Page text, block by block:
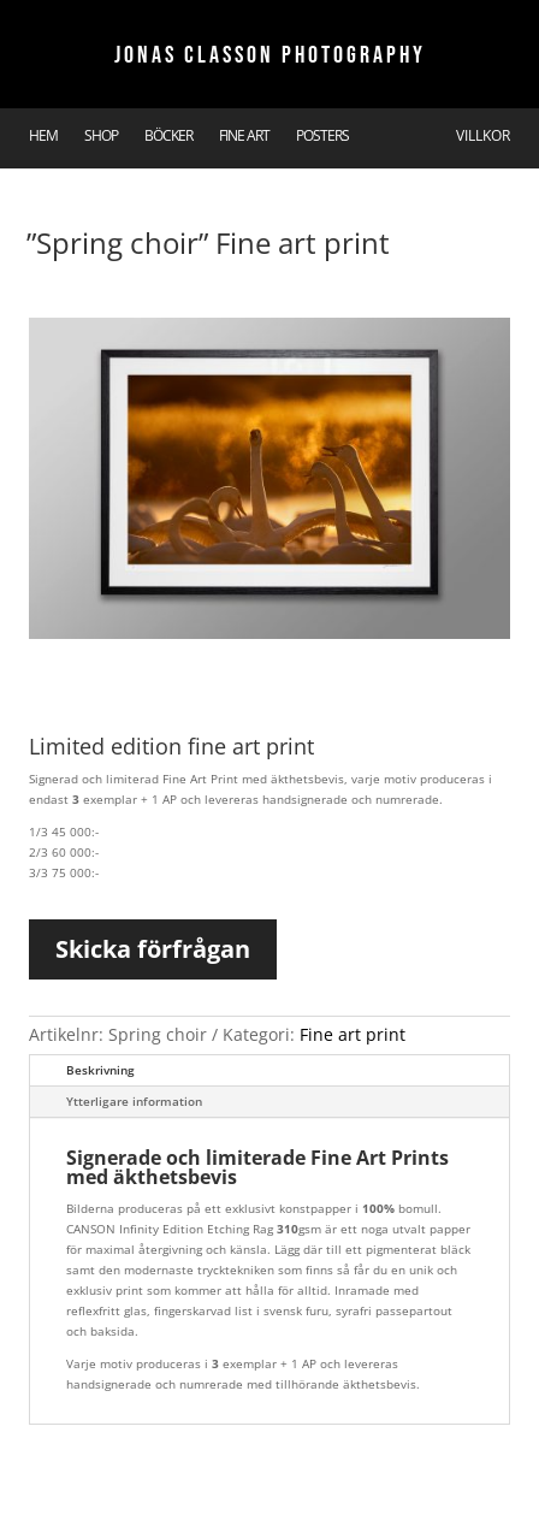
JONAS CLASSON PHOTOGRAPHY
HEM SHOP BÖCKER FINE ART POSTERS VILLKOR
”Spring choir” Fine art print
Limited edition fine art print
Signerad och limiterad Fine Art Print med äkthetsbevis, varje motiv produceras i
endast 3 exemplar + 1 AP och levereras handsignerade och numrerade.
1/3 45 000:-
2/3 60 000:-
3/3 75 000:-
Skicka förfrågan
Artikelnr: Spring choir Kategori: Fine art print
Beskrivning
Ytterligare information
Signerade och limiterade Fine Art Prints
med äkthetsbevis
Bilderna produceras på ett exklusivt konstpapper i 100% bomull.
CANSON Infinity Edition Etching Rag 310gsm är ett noga utvalt papper
för maximal återgivning och känsla. Lägg där till ett pigmenterat bläck
samt den modernaste trycktekniken som finns så får du en unik och
exklusiv print som kommer att hålla för alltid. Inramade med
reflexfritt glas, fingerskarvad list i svensk furu, syrafri passepartout
och baksida.
Varje motiv produceras i 3 exemplar + 1 AP och levereras
handsignerade och numrerade med tillhörande äkthetsbevis.